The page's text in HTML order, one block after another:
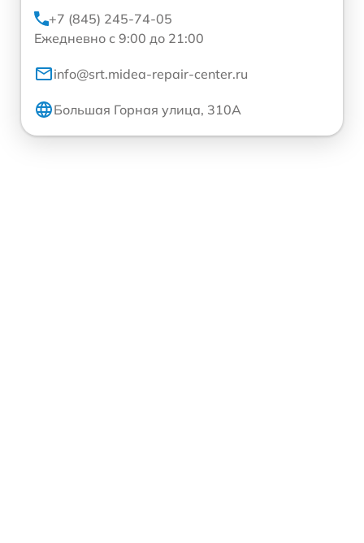
+7 (845) 245-74-05
Ежедневно с 9:00 до 21:00
info@srt.midea-repair-center.ru
Большая Горная улица, 310А